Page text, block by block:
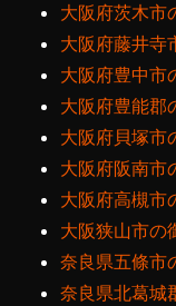
大阪府茨木市
大阪府藤井寺
大阪府豊中市
大阪府豊能郡
大阪府貝塚市
大阪府阪南市
大阪府高槻市
大阪狭山市の
奈良県五條市
奈良県北葛城